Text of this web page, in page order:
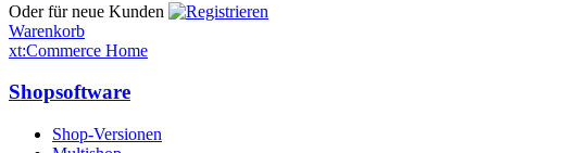
Oder für neue Kunden
Warenkorb
xt:Commerce Home
Shopsoftware
Shop-Versionen